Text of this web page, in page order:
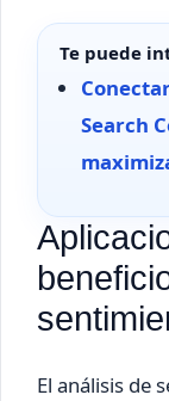
Te puede
Search
El análisis de